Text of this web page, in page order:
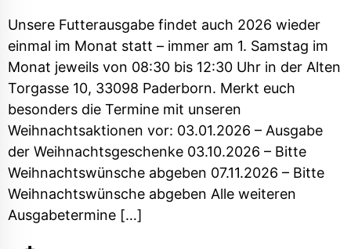
Unsere Futterausgabe findet auch 2026 wieder
einmal im Monat statt – immer am 1. Samstag im
Monat jeweils von 08:30 bis 12:30 Uhr in der Alten
Torgasse 10, 33098 Paderborn.​ Merkt euch
besonders die Termine mit unseren
Weihnachtsaktionen vor: 03.01.2026 – Ausgabe
der Weihnachtsgeschenke​ 03.10.2026 – Bitte
Weihnachtswünsche abgeben​ 07.11.2026 – Bitte
Weihnachtswünsche abgeben​ Alle weiteren
Ausgabetermine […]